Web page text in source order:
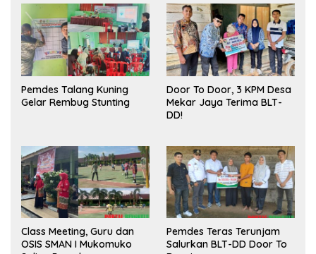
Pasar
Pemdes Talang Kuning
Gelar Rembug Stunting
Door To Door, 3 KPM Desa
Mekar Jaya Terima BLT-
DD!
Class Meeting, Guru dan
OSIS SMAN I Mukomuko
Pemdes Teras Terunjam
Salurkan BLT-DD Door To